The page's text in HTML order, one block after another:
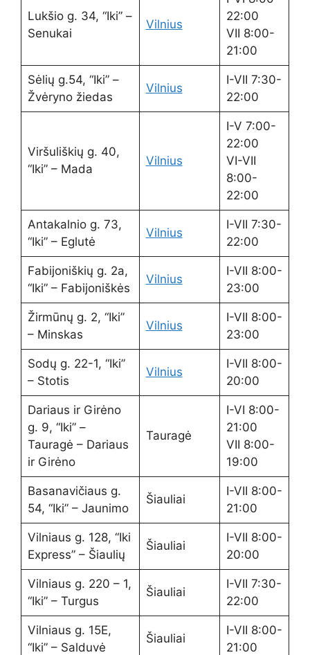
Lukšio g. 34, “Iki” –
Senukai
Vilnius
22:00
VII 8:00-
21:00
Sėlių g.54, “Iki” –
Žvėryno žiedas
Vilnius
I-VII 7:30-
22:00
Viršuliškių g. 40,
“Iki” – Mada
Vilnius
I-V 7:00-
22:00
VI-VII
8:00-
22:00
Antakalnio g. 73,
“Iki” – Eglutė
Vilnius
I-VII 7:30-
22:00
Fabijoniškių g. 2a,
“Iki” – Fabijoniškės
Vilnius
I-VII 8:00-
23:00
Žirmūnų g. 2, “Iki”
– Minskas
Vilnius
I-VII 8:00-
23:00
Sodų g. 22-1, “Iki”
– Stotis
Vilnius
I-VII 8:00-
20:00
Dariaus ir Girėno
g. 9, “Iki” –
Tauragė – Dariaus
ir Girėno
Tauragė
I-VI 8:00-
21:00
VII 8:00-
19:00
Basanavičiaus g.
54, “Iki” – Jaunimo
Šiauliai
I-VII 8:00-
21:00
Vilniaus g. 128, “Iki
Express” – Šiaulių
Šiauliai
I-VII 8:00-
20:00
Vilniaus g. 220 – 1,
“Iki” – Turgus
Šiauliai
I-VII 7:30-
22:00
Vilniaus g. 15E,
“Iki” – Salduvė
Šiauliai
I-VII 8:00-
21:00